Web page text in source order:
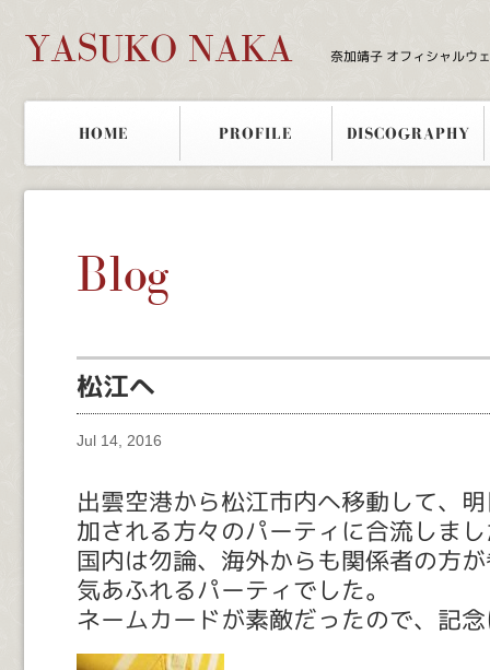
YASUKO NAKA 奈加靖子 オフィシャルウ
HOME PROFILE DISCOGRAPHY
Blog
松江へ
Jul 14, 2016
出雲空港から松江市内へ移動して、
加される方々のパーティに合流しま
国内は勿論、海外からも関係者の方
気あふれるパーティでした。
ネームカードが素敵だったので、記